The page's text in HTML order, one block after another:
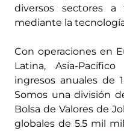
diversos sectores a
mediante la
Con operaciones en
Latina, Asia-
ingresos anuales de
Somos una división
Bolsa de Valores de
globales de 5.5 mil